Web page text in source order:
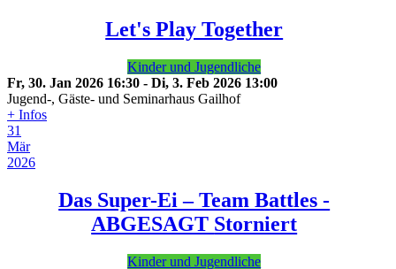
Let's Play Together
Kinder und Jugendliche
Fr, 30. Jan 2026 16:30 - Di, 3. Feb 2026 13:00
Jugend-, Gäste- und Seminarhaus Gailhof
+ Infos
31
Mär
2026
Das Super-Ei – Team Battles -
ABGESAGT Storniert
Kinder und Jugendliche